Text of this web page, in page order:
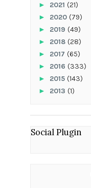
► 2021 (21)
► 2020 (79)
► 2019 (49)
► 2018 (28)
► 2017 (65)
► 2016 (333)
► 2015 (143)
► 2013 (1)
Social Plugin